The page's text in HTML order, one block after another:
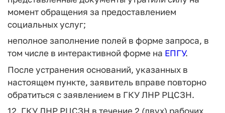
момент обращения за предоставлением
социальных услуг;
неполное заполнение полей в форме запроса, в
том числе в интерактивной форме на ЕПГУ.
После устранения оснований, указанных в
настоящем пункте, заявитель вправе повторно
обратиться с заявлением в ГКУ ЛНР РЦСЗН.
12. ГКУ ЛНР РЦСЗН в течение 2 (двух) рабочих